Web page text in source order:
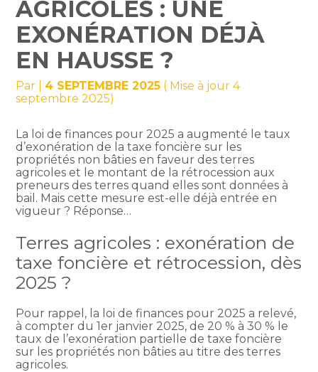
AGRICOLES : UNE
EXONÉRATION DÉJÀ
EN HAUSSE ?
Par 4 SEPTEMBRE 2025 ( Mise à jour 4
septembre 2025)
La loi de finances pour 2025 a augmenté le taux
d’exonération de la taxe foncière sur les
propriétés non bâties en faveur des terres
agricoles et le montant de la rétrocession aux
preneurs des terres quand elles sont données à
bail. Mais cette mesure est-elle déjà entrée en
vigueur ? Réponse…
Terres agricoles : exonération de
taxe foncière et rétrocession, dès
2025 ?
Pour rappel, la loi de finances pour 2025 a relevé,
à compter du 1er janvier 2025, de 20 % à 30 % le
taux de l’exonération partielle de taxe foncière
sur les propriétés non bâties au titre des terres
agricoles.